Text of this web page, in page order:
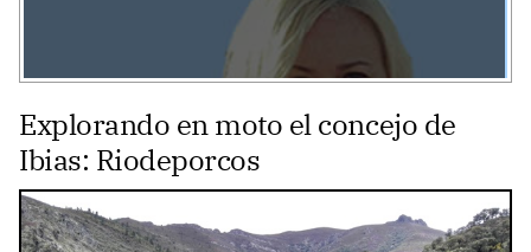
Explorando en moto el concejo de
Ibias: Riodeporcos